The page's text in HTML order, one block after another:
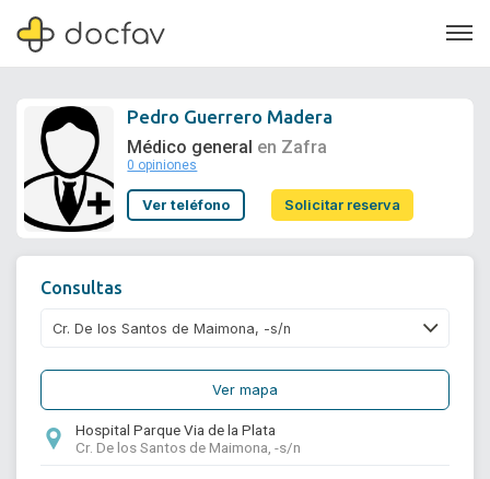
Soporte
Pedro Guerrero Madera
Médico general en Zafra
0 opiniones
Ver teléfono Solicitar reserva
Consultas
Ver mapa
Hospital Parque Via de la Plata
Cr. De los Santos de Maimona, -s/n